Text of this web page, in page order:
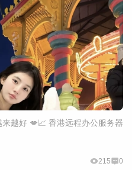
来越好 💋📈 香港远程办公服务器
215 0